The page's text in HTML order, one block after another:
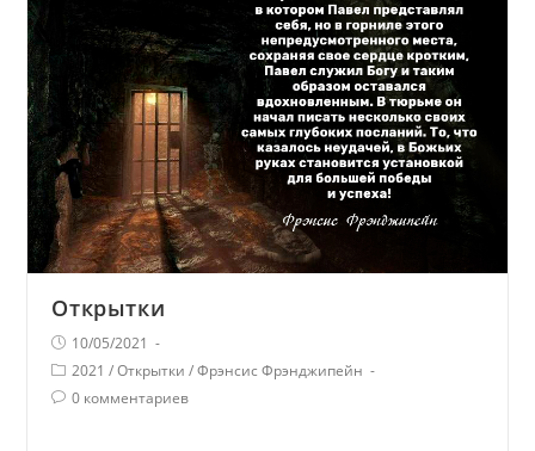
Открытки
10/05/2021
2021 / Открытки / Фрэнсис Фрэнджипейн
0 комментариев